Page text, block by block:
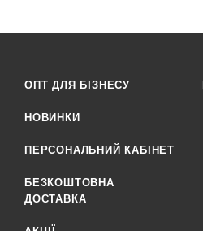
ОПТ ДЛЯ БІЗНЕСУ
НОВИНКИ
ПЕРСОНАЛЬНИЙ КАБІНЕТ
БЕЗКОШТОВНА
ДОСТАВКА